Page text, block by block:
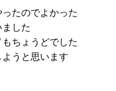
たのでよかった
した
ちょうどでした
ようと思います